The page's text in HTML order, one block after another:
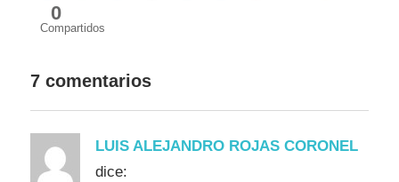
0
Compartidos
7 comentarios
LUIS ALEJANDRO ROJAS CORONEL
dice: